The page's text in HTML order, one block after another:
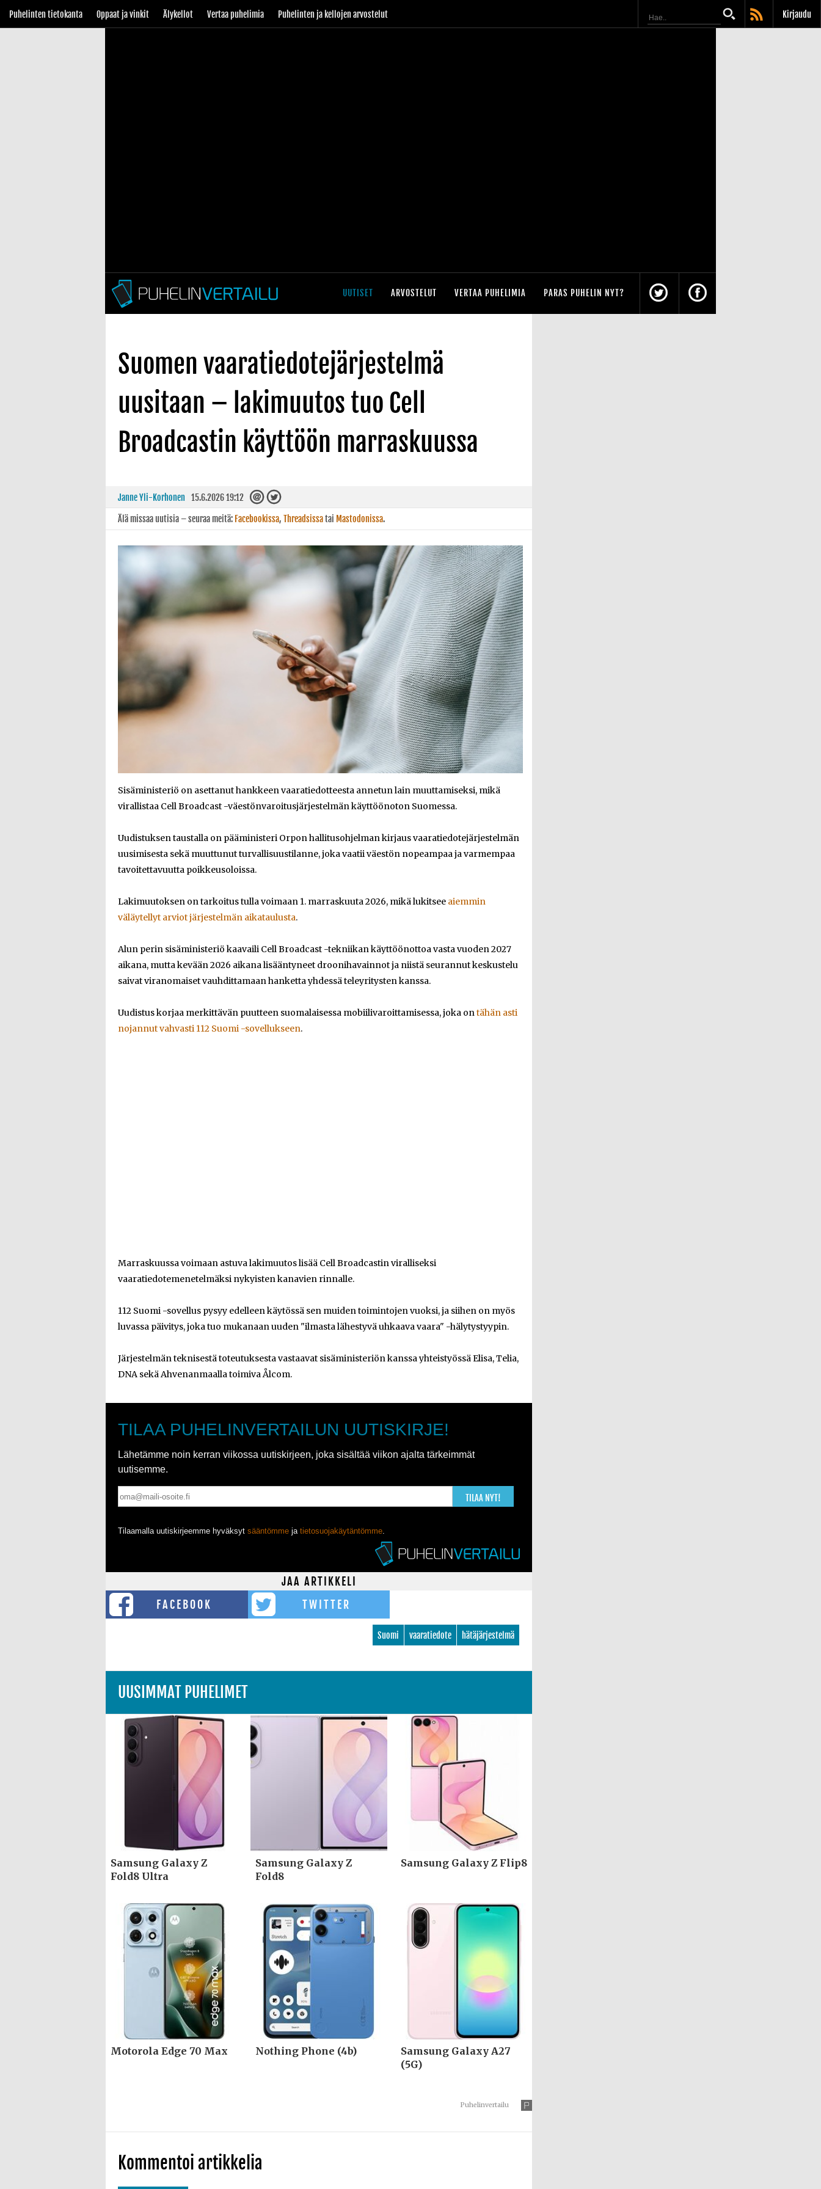
Puhelinten tietokanta Oppaat ja vinkit Älykellot Vertaa puhelimia Puhelinten ja kellojen arvostelut Kirjaudu
UUTISET ARVOSTELUT VERTAA PUHELIMIA PARAS PUHELIN NYT?
Suomen vaaratiedotejärjestelmä
uusitaan – lakimuutos tuo Cell
Broadcastin käyttöön marraskuussa
Janne Yli-Korhonen 15.6.2026 19:12
Älä missaa uutisia – seuraa meitä: Facebookissa, Threadsissatai Mastodonissa.
Sisäministeriö on asettanut hankkeen vaaratiedotteesta annetun lain muuttamiseksi, mikä
virallistaa Cell Broadcast -väestönvaroitusjärjestelmän käyttöönoton Suomessa.
Uudistuksen taustalla on pääministeri Orpon hallitusohjelman kirjaus vaaratiedotejärjestelmän
uusimisesta sekä muuttunut turvallisuustilanne, joka vaatii väestön nopeampaa ja varmempaa
tavoitettavuutta poikkeusoloissa.
Lakimuutoksen on tarkoitus tulla voimaan 1. marraskuuta 2026, mikä lukitsee aiemmin
väläytellyt arviot järjestelmän aikataulusta.
Alun perin sisäministeriö kaavaili Cell Broadcast -tekniikan käyttöönottoa vasta vuoden 2027
aikana, mutta kevään 2026 aikana lisääntyneet droonihavainnot ja niistä seurannut keskustelu
saivat viranomaiset vauhdittamaan hanketta yhdessä teleyritysten kanssa.
Uudistus korjaa merkittävän puutteen suomalaisessa mobiilivaroittamisessa, joka ontähän asti
nojannut vahvasti 112 Suomi -sovellukseen.
Marraskuussa voimaan astuva lakimuutos lisää Cell Broadcastin viralliseksi
vaaratiedotemenetelmäksi nykyisten kanavien rinnalle.
112 Suomi -sovellus pysyy edelleen käytössä sen muiden toimintojen vuoksi, ja siihen on myös
luvassa päivitys, joka tuo mukanaan uuden "ilmasta lähestyvä uhkaava vaara" -hälytystyypin.
Järjestelmän teknisestä toteutuksesta vastaavat sisäministeriön kanssa yhteistyössä Elisa, Telia,
DNA sekä Ahvenanmaalla toimiva Ålcom.
TILAA PUHELINVERTAILUN UUTISKIRJE!
Lähetämme noin kerran viikossa uutiskirjeen, joka sisältää viikon ajalta tärkeimmät
uutisemme.
TILAA NYT!
Tilaamalla uutiskirjeemme hyväksyt sääntömme ja tietosuojakäytäntömme.
JAA ARTIKKELI
FACEBOOK
TWITTER
hätäjärjestelmä
vaaratiedote
Suomi
UUSIMMAT PUHELIMET
Samsung Galaxy Z
Fold8 Ultra
Samsung Galaxy Z
Fold8
Samsung Galaxy Z Flip8
Motorola Edge 70 Max Nothing Phone (4b)
Samsung Galaxy A27
(5G)
Puhelinvertailu
Kommentoi artikkelia